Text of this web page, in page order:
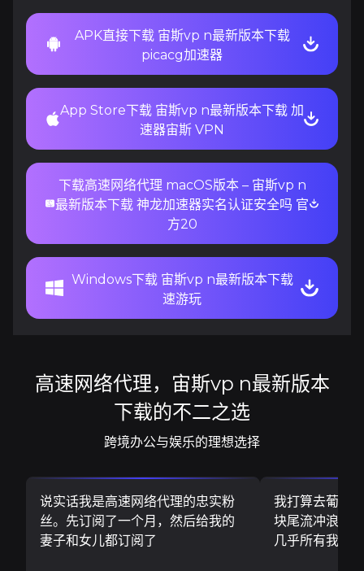
APK直接下载 宙斯vp n最新版本下载
picacg加速器
App Store下载 宙斯vp n最新版本下载 加
速器宙斯 VPN
下载高速网络代理 macOS版本 – 宙斯vp n
最新版本下载 神龙加速器实名认证安全吗 官
方20
Windows下载 宙斯vp n最新版本下载
速游玩
高速网络代理，宙斯vp n最新版本
下载的不二之选
跨境办公与娱乐的理想选择
说实话我是高速网络代理的忠实粉
丝。先订阅了一个月，然后给我的
妻子和女儿都订阅了
我打算去葡萄
块尾流冲浪板
几乎所有我需